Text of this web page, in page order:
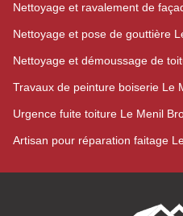
Nettoyage et ravalement de
Nettoyage et pose de gouttière
Nettoyage et démoussage de
Travaux de peinture boiserie Le
Urgence fuite toiture Le Menil
Artisan pour réparation faitage